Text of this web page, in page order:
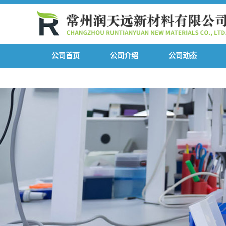
公司首页 公司介绍 公司动态